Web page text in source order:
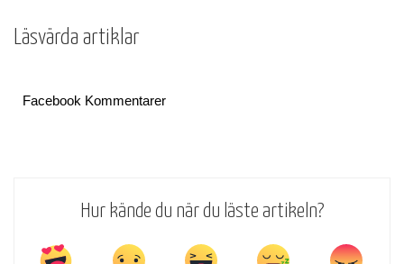
Läsvärda artiklar
Facebook Kommentarer
Hur kände du när du läste artikeln?